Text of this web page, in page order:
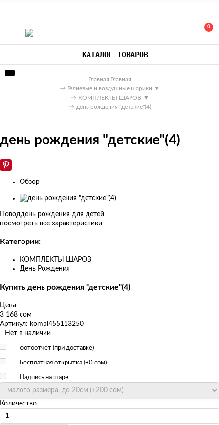
0
КАТАЛОГ ТОВАРОВ
Главная Главная
→ Гелиевые и воздушные шарики ▼
→ КОМПЛЕКТЫ ШАРОВ ▼
→ день рождения "детские"(4)
день рождения "детские"(4)
Обзор
Изображения
товаров
Поводдень рождения для детей
посмотреть все характеристики
Категории:
КОМПЛЕКТЫ ШАРОВ
День Рождения
Купить день рождения "детские"(4)
Цена
3 168 сом
Артикул: kompl455113250
Нет в наличии
фотоотчёт (при доставке)
Бесплатная открытка (+0 сом)
Надпись на шаре
Количество